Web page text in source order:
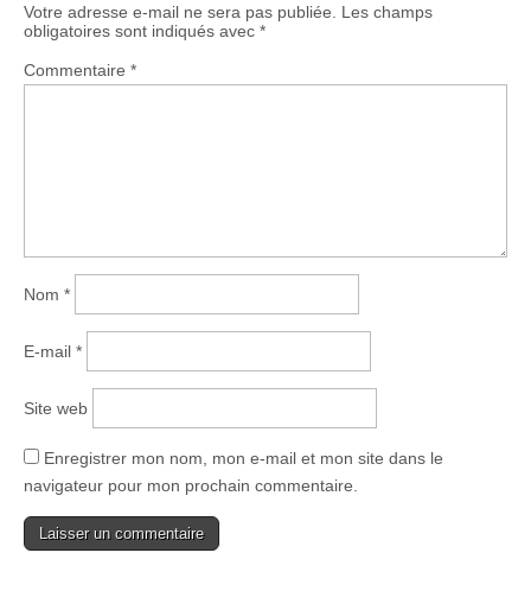
Votre adresse e-mail ne sera pas publiée.
Les champs
obligatoires sont indiqués avec *
Commentaire *
Nom *
E-mail *
Site web
Enregistrer mon nom, mon e-mail et mon site dans le
navigateur pour mon prochain commentaire.